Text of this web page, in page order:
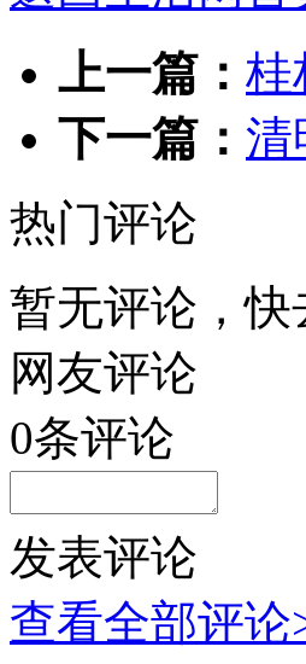
上一篇： 桂
下一篇： 清
热门评论
暂无评论，快
网友评论
0条评论
发表评论
查看全部评论